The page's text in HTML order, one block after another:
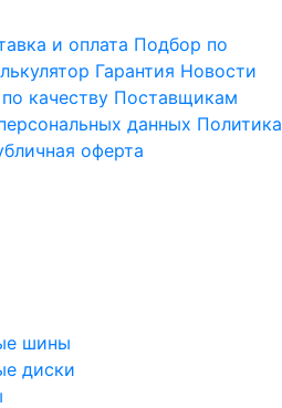
и оплата Подбор по
Гарантия Новости
качеству Поставщикам
данных Политика
оферта
шины
диски